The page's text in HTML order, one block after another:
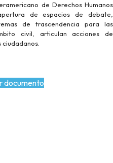
de Derechos Humanos
de espacios de debate,
de trascendencia para las
civil, articulan acciones de
documento